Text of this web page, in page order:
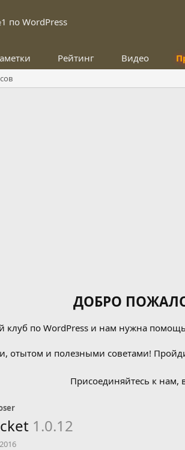
по WordPress
Рейтинг Видео
ДОБРО
по WordPress и нам нужна
отытом и полезными советами!
Присоединяйтесь к нам,
1.0.12